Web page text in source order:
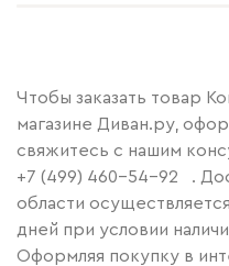
Чтобы заказать товар
магазине Диван.ру,
свяжитесь с нашим
+7 (499) 460-54-92
.
области
дней при условии
Оформляя покупку в